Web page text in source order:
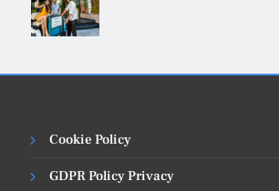
Cookie Policy
GDPR Policy Privacy